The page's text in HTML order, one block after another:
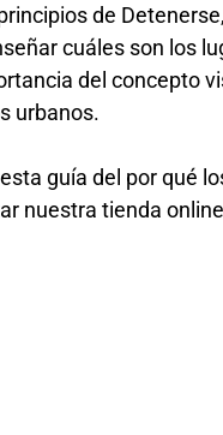
de
cuáles son los
del concepto
urbanos.
guía del por qué
nuestra tienda